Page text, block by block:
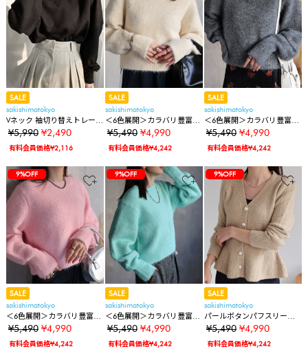
SALE
sakishimatokyo
Vネック 袖切り替えトレーナ
ー/スウェット
¥5,990 ¥2,490
有料会員価格¥2,116
SALE
sakishimatokyo
＜6色展開＞カラバリ豊富シ
ンプルクルーネックニット
¥5,490 ¥4,990
有料会員価格¥4,242
SALE
sakishimatokyo
＜6色展開＞カラバリ豊富シ
ンプルクルーネックニット
¥5,490 ¥4,990
有料会員価格¥4,242
9%OFF
SALE
sakishimatokyo
＜6色展開＞カラバリ豊富シ
ンプルクルーネックニット
¥5,490 ¥4,990
有料会員価格¥4,242
9%OFF
SALE
sakishimatokyo
＜6色展開＞カラバリ豊富シ
ンプルクルーネックニット
¥5,490 ¥4,990
有料会員価格¥4,242
9%OFF
SALE
sakishimatokyo
パールボタンパフスリーブ
ラメカーディガン/ジャケッ
ト/カーデ
¥5,490 ¥4,990
有料会員価格¥4,242